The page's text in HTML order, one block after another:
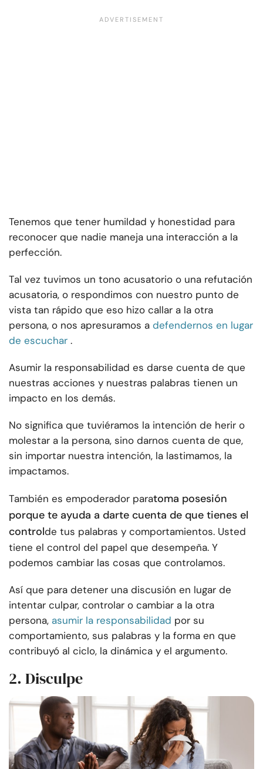
Tenemos que tener humildad y honestidad para
reconocer que nadie maneja una interacción a la
perfección.
Tal vez tuvimos un tono acusatorio o una refutación
acusatoria, o respondimos con nuestro punto de
vista tan rápido que eso hizo callar a la otra
persona, o nos apresuramos a defendernos en lugar
de escuchar .
Asumir la responsabilidad es darse cuenta de que
nuestras acciones y nuestras palabras tienen un
impacto en los demás.
No significa que tuviéramos la intención de herir o
molestar a la persona, sino darnos cuenta de que,
sin importar nuestra intención, la lastimamos, la
impactamos.
También es empoderador paratoma posesión
porque te ayuda a darte cuenta de que tienes el
controlde tus palabras y comportamientos. Usted
tiene el control del papel que desempeña. Y
podemos cambiar las cosas que controlamos.
Así que para detener una discusión en lugar de
intentar culpar, controlar o cambiar a la otra
persona, asumir la responsabilidad por su
comportamiento, sus palabras y la forma en que
contribuyó al ciclo, la dinámica y el argumento.
2. Disculpe